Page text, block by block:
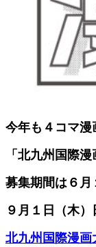
今年も４コマ漫
「北九州国際
募集期間は６月
９月１日（木）
北九州国際漫